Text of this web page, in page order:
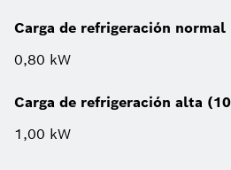
Carga de refrigeración normal
0,80 kW
Carga de refrigeración alta
1,00 kW